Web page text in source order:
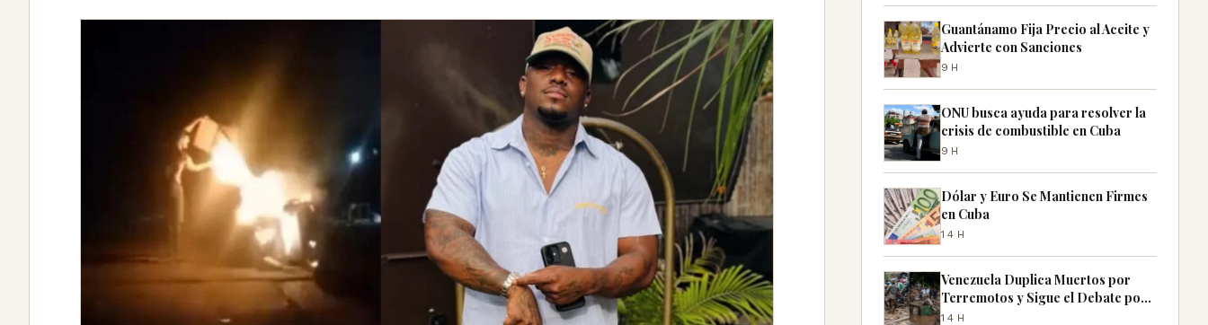
Guantánamo Fija Precio al Aceite y
Advierte con Sanciones
9H
ONU busca ayuda para resolver la
crisis de combustible en Cuba
9H
Dólar y Euro Se Mantienen Firmes
en Cuba
14H
Venezuela Duplica Muertos por
Terremotos y Sigue el Debate por
Desaparecidos
14H